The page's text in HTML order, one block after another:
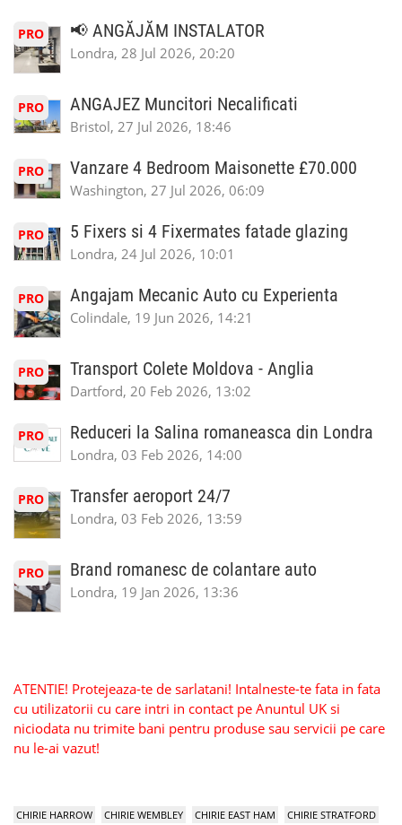
PRO 📢 ANGĂJĂM INSTALATOR
Londra, 28 Jul 2026, 20:20
PRO ANGAJEZ Muncitori Necalificati
Bristol, 27 Jul 2026, 18:46
PRO Vanzare 4 Bedroom Maisonette £70.000
Washington, 27 Jul 2026, 06:09
PRO 5 Fixers si 4 Fixermates fatade glazing
Londra, 24 Jul 2026, 10:01
PRO Angajam Mecanic Auto cu Experienta
Colindale, 19 Jun 2026, 14:21
PRO Transport Colete Moldova - Anglia
Dartford, 20 Feb 2026, 13:02
PRO Reduceri la Salina romaneasca din Londra
Londra, 03 Feb 2026, 14:00
PRO Transfer aeroport 24/7
Londra, 03 Feb 2026, 13:59
PRO Brand romanesc de colantare auto
Londra, 19 Jan 2026, 13:36
ATENTIE! Protejeaza-te de sarlatani! Intalneste-te fata in fata
cu utilizatorii cu care intri in contact pe Anuntul UK si
niciodata nu trimite bani pentru produse sau servicii pe care
nu le-ai vazut!
CHIRIE HARROW CHIRIE WEMBLEY CHIRIE EAST HAM
CHIRIE STRATFORD